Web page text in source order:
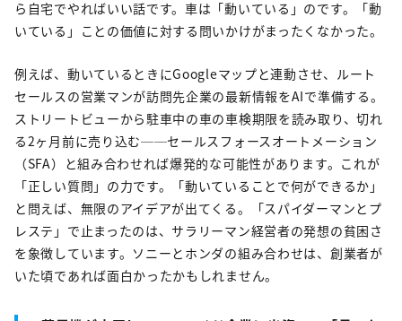
ら自宅でやればいい話です。車は「動いている」のです。「動
いている」ことの価値に対する問いかけがまったくなかった。
例えば、動いているときにGoogleマップと連動させ、ルート
セールスの営業マンが訪問先企業の最新情報をAIで準備する。
ストリートビューから駐車中の車の車検期限を読み取り、切れ
る2ヶ月前に売り込む──セールスフォースオートメーション
（SFA）と組み合わせれば爆発的な可能性があります。これが
「正しい質問」の力です。「動いていることで何ができるか」
と問えば、無限のアイデアが出てくる。「スパイダーマンとプ
レステ」で止まったのは、サラリーマン経営者の発想の貧困さ
を象徴しています。ソニーとホンダの組み合わせは、創業者が
いた頃であれば面白かったかもしれません。